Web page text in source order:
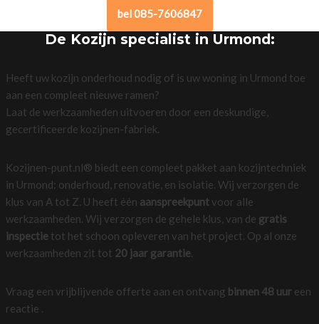
bel 085-7606847
De Kozijn specialist in Urmond:
Heeft uw kozijn onderhoud nodig of is uw woning in Urmond toe
aan een compleet nieuwe ramen?
Laat de werkzaamheden uitvoeren door een deskundige,
gecertificeerde kozijnen-fabriek.
Kozijnen-punt.nl® biedt een compleet pakket aan kozijntechniek
in Urmond: onderhoud, renovatie, en isolatie. Wij verzorgen de
klus van A tot Z. U heeft één aanspreekpuntvoor alle
werkzaamheden. Wij verzorgen de gehele klus, van de gratis
inspectietot het schoon opleveren van het project. Op al onze
werkzaamheden zit tot 20 jaar garantie.
Vraag een vrijblijvende offerte aan en ontvang binnen 48 uureen
reactie .